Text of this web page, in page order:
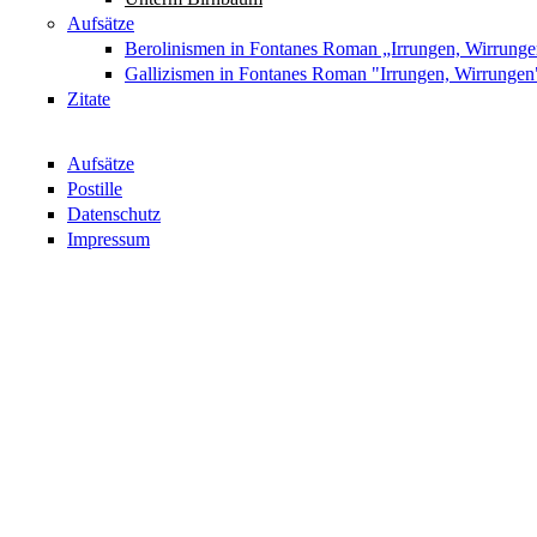
Aufsätze
Berolinismen in Fontanes Roman „Irrungen,
Gallizismen in Fontanes Roman "Irrungen,
Zitate
Aufsätze
Postille
Datenschutz
Impressum